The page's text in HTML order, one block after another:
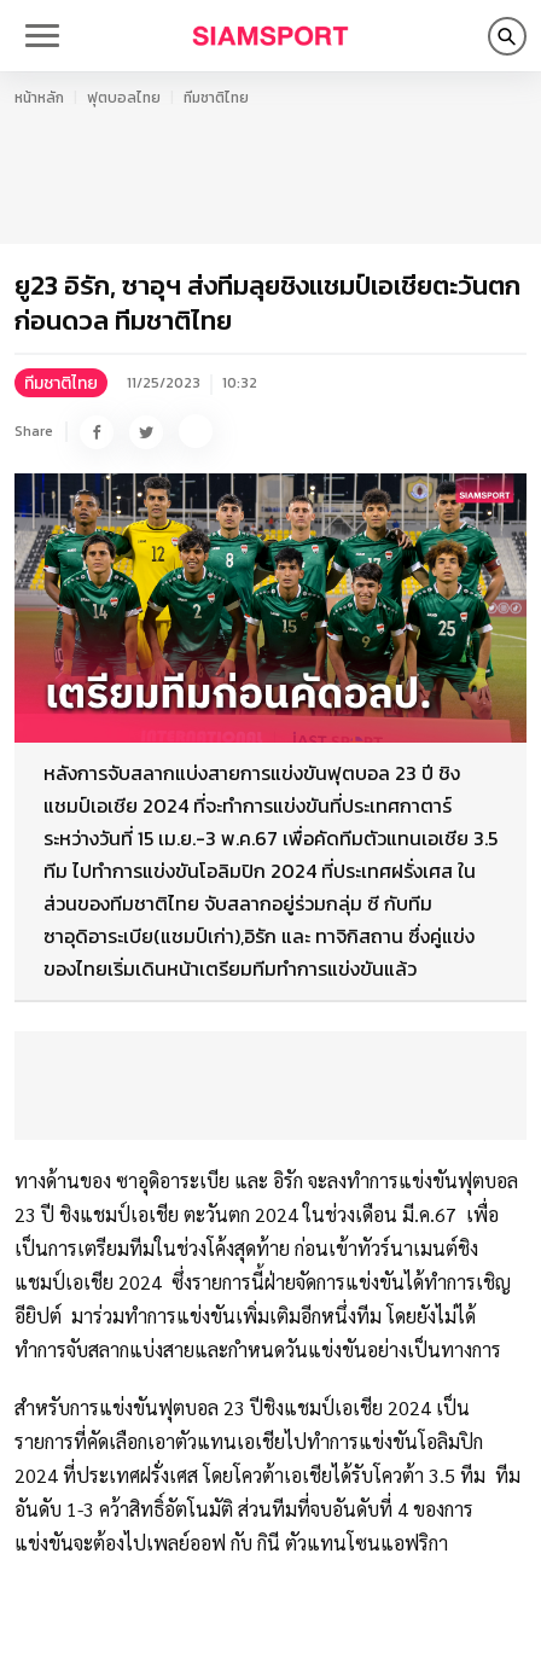
หน้าหลัก ฟุตบอลไทย ทีมชาติไทย
ยู23 อิรัก, ซาอุฯ ส่งทีมลุยชิงแชมป์เอเชียตะวันตก
ก่อนดวล ทีมชาติไทย
ทีมชาติไทย 11/25/2023 10:32
Share
หลังการจับสลากแบ่งสายการแข่งขันฟุตบอล 23 ปี ชิง
แชมป์เอเชีย 2024 ที่จะทำการแข่งขันที่ประเทศกาตาร์
ระหว่างวันที่ 15 เม.ย.-3 พ.ค.67 เพื่อคัดทีมตัวแทนเอเชีย 3.5
ทีม ไปทำการแข่งขันโอลิมปิก 2024 ที่ประเทศฝรั่งเศส ใน
ส่วนของทีมชาติไทย จับสลากอยู่ร่วมกลุ่ม ซี กับทีม
ซาอุดิอาระเบีย(แชมป์เก่า),อิรัก และ ทาจิกิสถาน ซึ่งคู่แข่ง
ของไทยเริ่มเดินหน้าเตรียมทีมทำการแข่งขันแล้ว
ทางด้านของ ซาอุดิอาระเบีย และ อิรัก จะลงทำการแข่งขันฟุตบอล
23 ปี ชิงแชมป์เอเชีย ตะวันตก 2024 ในช่วงเดือน มี.ค.67 เพื่อ
เป็นการเตรียมทีมในช่วงโค้งสุดท้าย ก่อนเข้าทัวร์นาเมนต์ชิง
แชมป์เอเชีย 2024 ซึ่งรายการนี้ฝ่ายจัดการแข่งขันได้ทำการเชิญ
อียิปต์ มาร่วมทำการแข่งขันเพิ่มเติมอีกหนึ่งทีม โดยยังไม่ได้
ทำการจับสลากแบ่งสายและกำหนดวันแข่งขันอย่างเป็นทางการ
สำหรับการแข่งขันฟุตบอล 23 ปีชิงแชมป์เอเชีย 2024 เป็น
รายการที่คัดเลือกเอาตัวแทนเอเชียไปทำการแข่งขันโอลิมปิก
2024 ที่ประเทศฝรั่งเศส โดยโควต้าเอเชียได้รับโควต้า 3.5 ทีม ทีม
อันดับ 1-3 คว้าสิทธิ์อัตโนมัติ ส่วนทีมที่จบอันดับที่ 4 ของการ
แข่งขันจะต้องไปเพลย์ออฟ กับ กินี ตัวแทนโซนแอฟริกา